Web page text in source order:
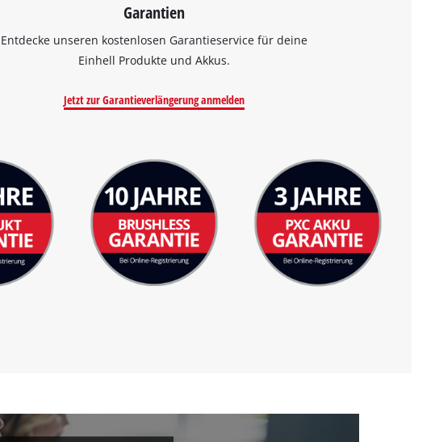
Garantien
Entdecke unseren kostenlosen Garantieservice für deine
Einhell Produkte und Akkus.
Jetzt zur Garantieverlängerung anmelden